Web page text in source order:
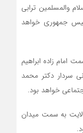
والمسلمین ترابی
جمهوری خواهد
امام زاده ابراهیم
سردار دکتر محمد
خواهد بود.
به سمت میدان